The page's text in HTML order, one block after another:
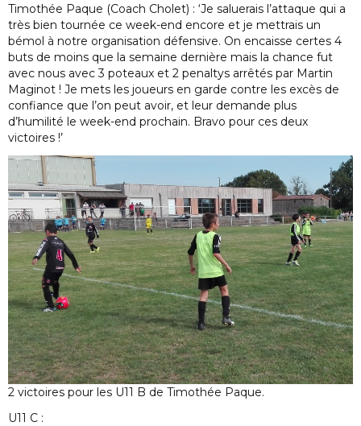
Timothée Paque (Coach Cholet) : ‘Je saluerais l’attaque qui a
très bien tournée ce week-end encore et je mettrais un
bémol à notre organisation défensive. On encaisse certes 4
buts de moins que la semaine dernière mais la chance fut
avec nous avec 3 poteaux et 2 penaltys arrêtés par Martin
Maginot ! Je mets les joueurs en garde contre les excès de
confiance que l’on peut avoir, et leur demande plus
d’humilité le week-end prochain. Bravo pour ces deux
victoires !’
2 victoires pour les U11 B de Timothée Paque.
U11 C :